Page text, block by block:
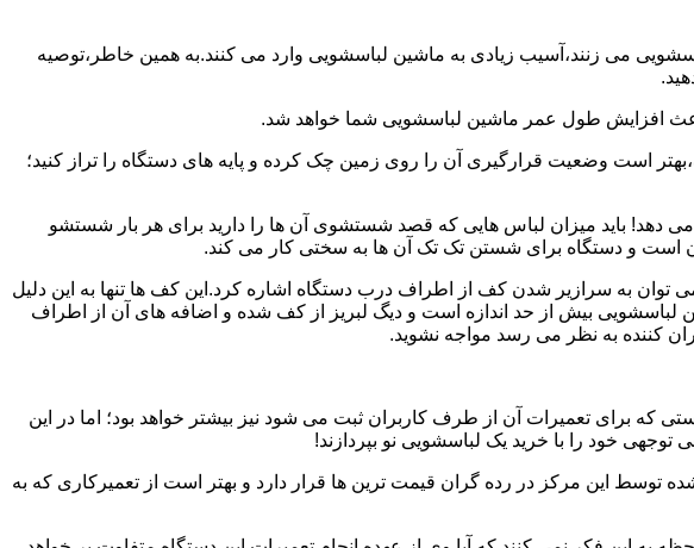
می زنند،آسیب زیادی به ماشین لباسشویی وارد می کنند.به همین خاطر،توصیه
افزایش طول عمر ماشین لباسشویی شما خواهد شد.
است وضعیت قرارگیری آن را روی زمین چک کرده و پایه های دستگاه را تراز کنید؛
باید میزان لباس هایی که قصد شستشوی آن ها را دارید برای هر بار شستشو
است و دستگاه برای شستن تک تک آن ها به سختی کار می کند.
توان به سرازیر شدن کف از اطراف درب دستگاه اشاره کرد.این کف ها تنها به این دلیل
لباسشویی بیش از حد اندازه است و دیگ لبریز از کف شده و اضافه های آن از اطراف
کننده به نظر می رسد مواجه نشوید.
که برای تعمیرات آن از طرف کاربران ثبت می شود نیز بیشتر خواهد بود؛ اما در این
خود را با خرید یک لباسشویی نو بپردازند!
توسط این مرکز در رده گران قیمت ترین ها قرار دارد و بهتر است از تعمیرکاری که به